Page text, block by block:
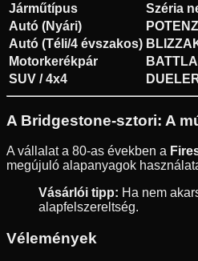
Járműtípus Széria
Autó (Nyári)
Autó (Téli/4 évszakos)
Motorkerékpár
SUV / 4x4
A Bridgestone-sztori: A
A vállalat a 80-as években a
megújuló alapanyagok
Vásárlói tipp: Ha nem
alapfelszereltség.
Vélemények